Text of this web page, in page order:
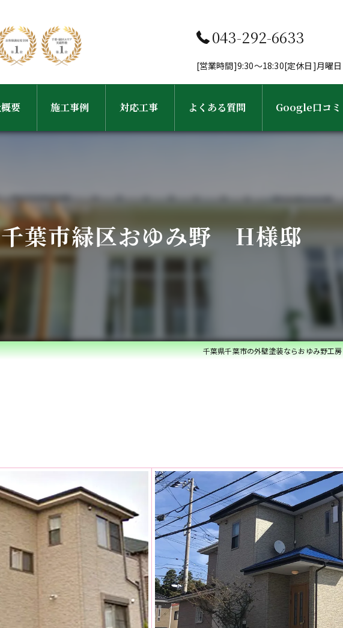
043-292-6633
[営業時間]9:30～18:30[定休日]月曜日
要 施工事例 対応工事
屋根塗装・屋根葺き替え工事
雨樋・屋根修理
ベランダ防水・コーキング
よくある質問 Google口コミ
千葉市緑区おゆみ野 H様邸
千葉県千葉市の外壁塗装ならおゆみ野工房